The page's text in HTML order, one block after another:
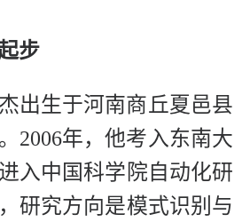
步
出生于河南商丘夏邑县
2006年，他考入东南大
入中国科学院自动化研
研究方向是模式识别与